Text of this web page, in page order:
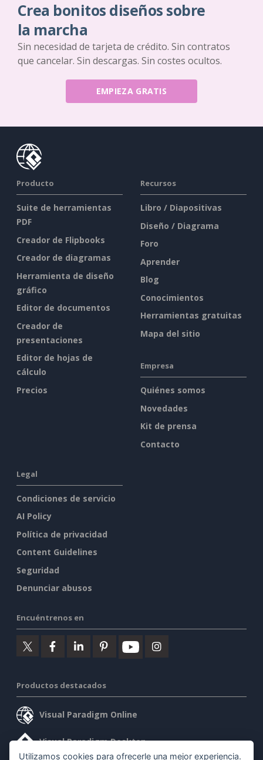
Crea bonitos diseños sobre
la marcha
Sin necesidad de tarjeta de crédito. Sin contratos
que cancelar. Sin descargas. Sin costes ocultos.
EMPIEZA GRATIS
Producto
Suite de herramientas
PDF
Creador de Flipbooks
Creador de diagramas
Herramienta de diseño
gráfico
Editor de documentos
Creador de
presentaciones
Editor de hojas de
cálculo
Precios
Recursos
Libro / Diapositivas
Diseño / Diagrama
Foro
Aprender
Blog
Conocimientos
Herramientas gratuitas
Mapa del sitio
Empresa
Quiénes somos
Novedades
Kit de prensa
Contacto
Legal
Condiciones de servicio
AI Policy
Política de privacidad
Content Guidelines
Seguridad
Denunciar abusos
Encuéntrenos en
Productos destacados
Visual Paradigm Online
Visual Paradigm Desktop
Utilizamos cookies para ofrecerle una mejor experiencia.